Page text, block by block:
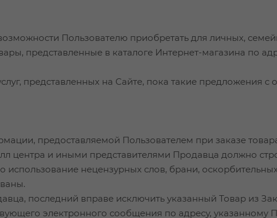
Пользователю приобретать для личных,
представленные в каталоге Интернет-магазина по
представленных на Сайте, пока такие предложения с
предоставляемой Пользователем при заказе
центра и иными представителями Продавца должно
нецензурных слов, брани,
последний вправе исключить указанный Товар из
электронного сообщения по адресу, указанному